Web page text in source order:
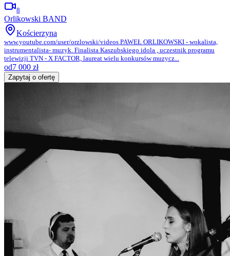
8
Orlikowski BAND
Kościerzyna
www.youtube.com/user/orzlowski/videos PAWEŁ ORLIKOWSKI - wokalista,
instrumentalista- muzyk. Finalista Kaszubskiego idola , uczestnik programu
telewizji TVN - X FACTOR, laureat wielu konkursów muzycz...
od7 000 zł
Zapytaj o ofertę